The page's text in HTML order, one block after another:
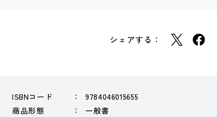
シェアする：
ISBNコード
9784046015655
商品形態
一般書